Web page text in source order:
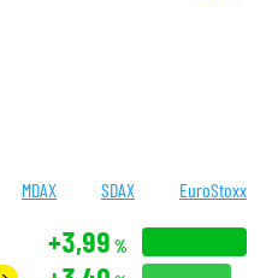
MDAX SDAX EuroStoxx
+3,99 %